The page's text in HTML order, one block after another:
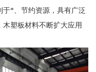
*、节约资源，具有广泛
塑板材料不断扩大应用